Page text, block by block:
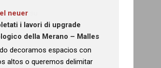
neuer
i lavori di upgrade
della Merano – Malles
decoramos espacios con
altos o queremos delimitar